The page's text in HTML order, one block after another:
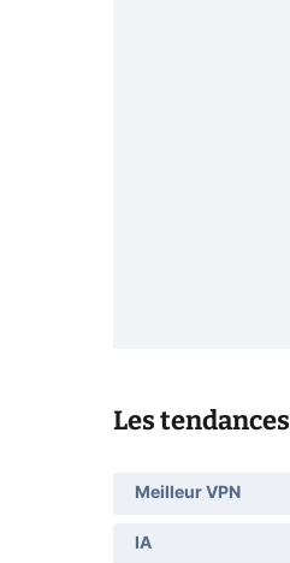
Les tendances
Meilleur VPN
IA